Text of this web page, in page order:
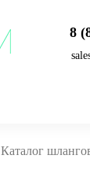
8
Каталог